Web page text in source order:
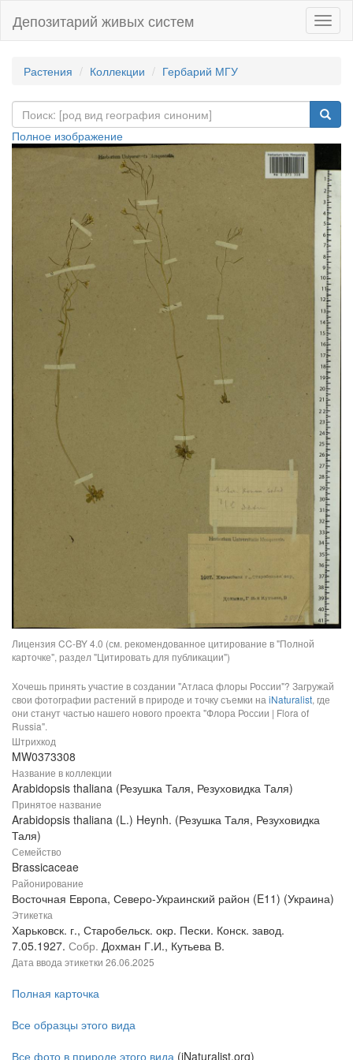
Депозитарий живых систем
Растения Коллекции Гербарий МГУ
Полное изображение
Лицензия CC-BY 4.0 (см. рекомендованное цитирование в "Полной
карточке", раздел "Цитировать для публикации")
Хочешь принять участие в создании "Атласа флоры России"? Загружай
свои фотографии растений в природе и точку съемки на iNaturalist, где
они станут частью нашего нового проекта "Флора России | Flora of
Russia".
Штрихкод
MW0373308
Название в коллекции
Arabidopsis thaliana (Резушка Таля, Резуховидка Таля)
Принятое название
Arabidopsis thaliana (L.) Heynh. (Резушка Таля, Резуховидка
Таля)
Семейство
Brassicaceae
Районирование
Восточная Европа, Северо-Украинский район (E11) (Украина)
Этикетка
Харьковск. г., Старобельск. окр. Пески. Конск. завод.
7.05.1927. Собр. Дохман Г.И., Кутьева В.
Дата ввода этикетки 26.06.2025
Полная карточка
Все образцы этого вида
Все фото в природе этого вида (iNaturalist.org)